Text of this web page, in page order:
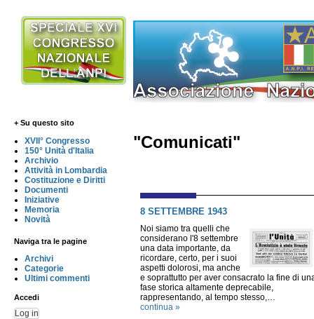
+ Su questo sito
XVII° Congresso
150° Unità d'Italia
Archivio
Attività in Lombardia
Costituzione e Diritti
Documenti
Iniziative
Memoria
Novità
Naviga tra le pagine
Archivi
Categorie
Ultimi commenti
Accedi
Log in
"Comunicati"
8 SETTEMBRE 1943
Noi siamo tra quelli che
considerano l'8 settembre
una data importante, da
ricordare, certo, per i suoi
aspetti dolorosi, ma anche
e soprattutto per aver consacrato la fine di
fase storica altamente deprecabile,
rappresentando, al tempo stesso,…
continua »